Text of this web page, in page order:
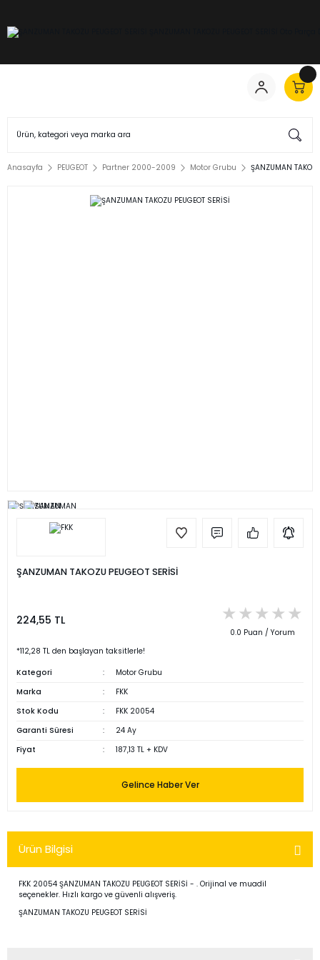
Anasayfa PEUGEOT Partner 2000-2009 Motor Grubu ŞANZUMAN
ŞANZUMAN TAKOZU PEUGEOT SERİSİ
224,55 TL
0.0 Puan / Yorum
*112,28 TL den başlayan taksitlerle!
Kategori
Motor Grubu
Marka
FKK
Stok Kodu
FKK 20054
Garanti Süresi
24 Ay
Fiyat
187,13 TL + KDV
Gelince Haber Ver
Ürün Bilgisi
FKK 20054 ŞANZUMAN TAKOZU PEUGEOT SERİSİ - . Orijinal ve muadil
seçenekler. Hızlı kargo ve güvenli alışveriş.
ŞANZUMAN TAKOZU PEUGEOT SERİSİ